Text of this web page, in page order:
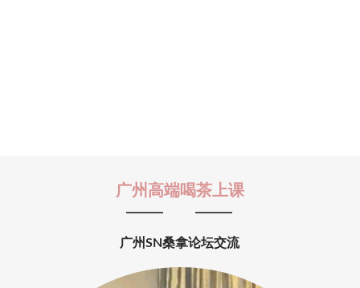
广州高端喝茶上课
广州SN桑拿论坛交流